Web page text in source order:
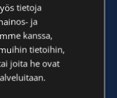
tietoja
ja
kanssa,
tietoihin,
joita he ovat